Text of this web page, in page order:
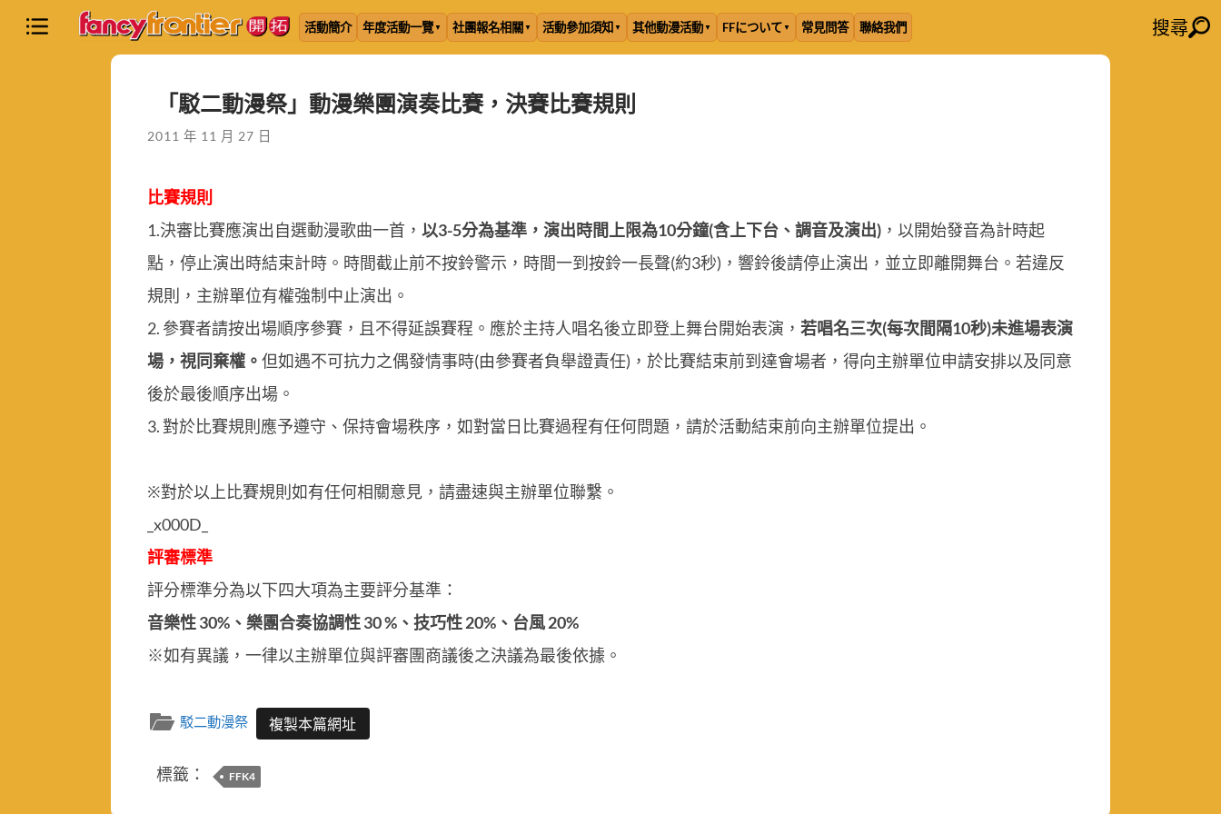
活動簡介 年度活動一覽 社團報名相關 活動參加須知 其他動漫活動 FFについて 常見問答 聯絡我們 搜尋
「駁二動漫祭」動漫樂團演奏比賽，決賽比賽規則
2011 年 11 月 27 日
比賽規則
1.決審比賽應演出自選動漫歌曲一首， 以3-5分為基準，演出時間上限為10分鐘(含上下台、調音及演出) ，以開始發音為計時起
點，停止演出時結束計時。時間截止前不按鈴警示，時間一到按鈴一長聲(約3秒)，響鈴後請停止演出，並立即離開舞台。若違反
規則，主辦單位有權強制中止演出。
2. 參賽者請按出場順序參賽，且不得延誤賽程。應於主持人唱名後立即登上舞台開始表演， 若唱名三次(每次間隔10秒)未進場表演
場，視同棄權。 但如遇不可抗力之偶發情事時(由參賽者負舉證責任)，於比賽結束前到達會場者，得向主辦單位申請安排以及同意
後於最後順序出場。
3. 對於比賽規則應予遵守、保持會場秩序，如對當日比賽過程有任何問題，請於活動結束前向主辦單位提出。
※對於以上比賽規則如有任何相關意見，請盡速與主辦單位聯繫。
_x000D_
評審標準
評分標準分為以下四大項為主要評分基準：
音樂性 30%、樂團合奏協調性 30 %、技巧性 20%、台風 20%
※如有異議，一律以主辦單位與評審團商議後之決議為最後依據。
駁二動漫祭 複製本篇網址
標籤： FFK4